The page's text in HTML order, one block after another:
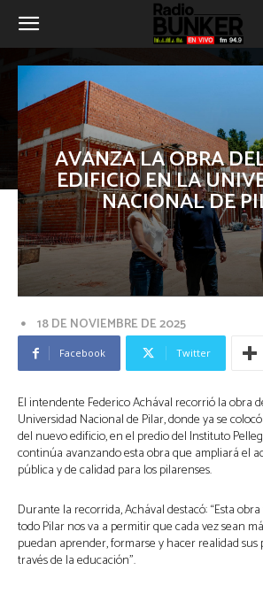
AVANZA LA OBRA
EDIFICIO EN LA
NACIONAL DE
18 DE NOVIEMBRE DE 2025
Facebook Twitter
El intendente Federico Achával recorrió la obra
Universidad Nacional de Pilar, donde ya se
del nuevo edificio, en el predio del Instituto
continúa avanzando esta obra que ampliará el
pública y de calidad para los pilarenses.
Durante la recorrida, Achával destacó: “Esta
todo Pilar nos va a permitir que cada vez sean
puedan aprender, formarse y hacer realidad sus
través de la educación”.